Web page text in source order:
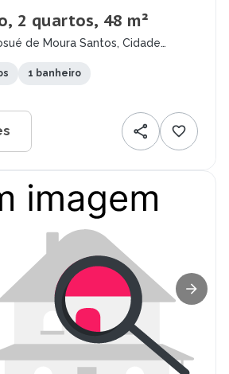
2 quartos, 48 m²
de Moura Santos, Cidade
1 banheiro